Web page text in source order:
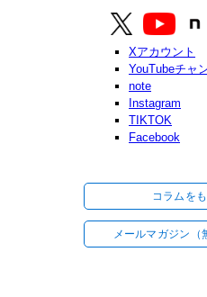
Xアカウント
YouTubeチャ
note
Instagram
TIKTOK
Facebook
コラムを
メールマガジン（